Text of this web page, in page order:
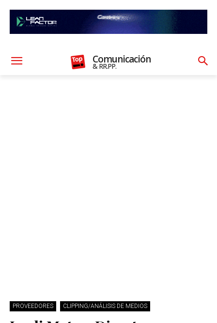
Comunicación
& RR.PP.
PROVEEDORES CLIPPING/ANÁLISIS DE MEDIOS